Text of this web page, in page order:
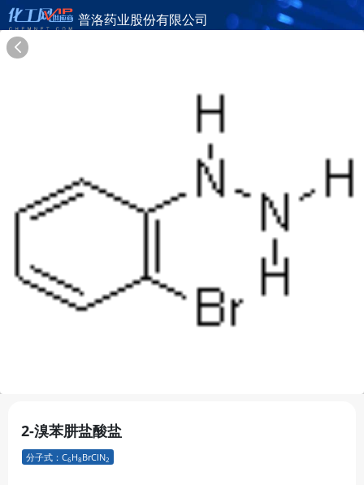
普洛药业股份有限公司
普洛药业股份有限公司
APELOA PHARMACEUTICAL CO., LTD.
2-溴苯肼盐酸盐
分子式：C6H8BrClN2